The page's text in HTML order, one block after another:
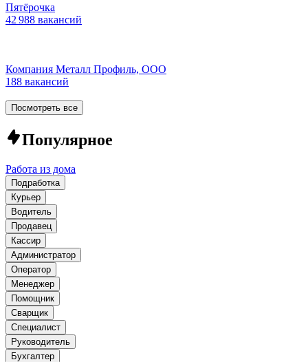
Пятёрочка
42 988 вакансий
Компания Металл Профиль, OOO
188 вакансий
Посмотреть все
Популярное
Работа из дома
Подработка
Курьер
Водитель
Продавец
Кассир
Администратор
Оператор
Менеджер
Помощник
Сварщик
Специалист
Руководитель
Бухгалтер